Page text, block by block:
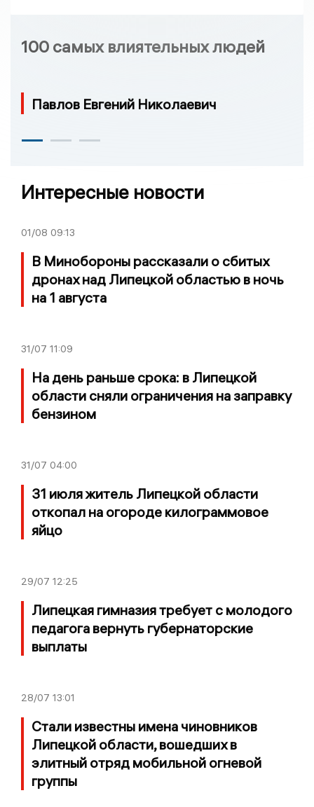
100 самых влиятельных людей
Павлов Евгений Николаевич
Интересные новости
01/08 09:13
В Минобороны рассказали о сбитых
дронах над Липецкой областью в ночь
на 1 августа
31/07 11:09
На день раньше срока: в Липецкой
области сняли ограничения на заправку
бензином
31/07 04:00
31 июля житель Липецкой области
откопал на огороде килограммовое
яйцо
29/07 12:25
Липецкая гимназия требует с молодого
педагога вернуть губернаторские
выплаты
28/07 13:01
Стали известны имена чиновников
Липецкой области, вошедших в
элитный отряд мобильной огневой
группы